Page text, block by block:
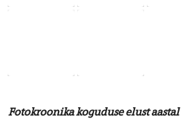
Fotokroonika koguduse elust aastal